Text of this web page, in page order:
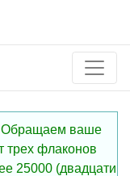
Обращаем ваше
трех флаконов
25000 (двадцати